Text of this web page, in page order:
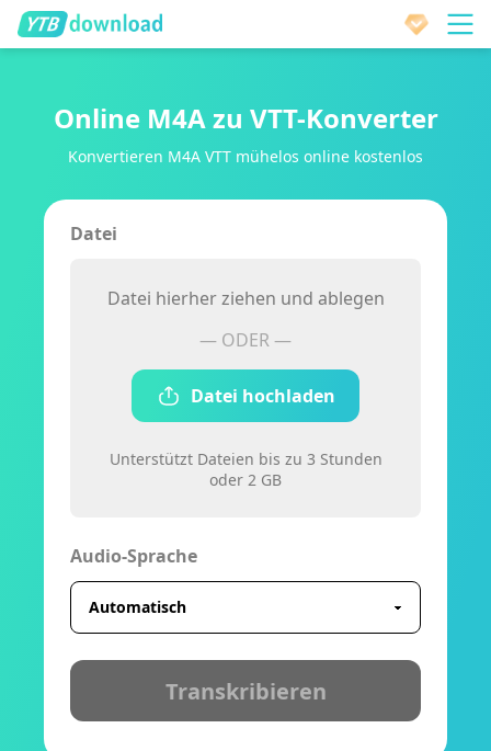
Online M4A zu VTT-Konverter
Konvertieren M4A VTT mühelos online kostenlos
Datei
Datei hierher ziehen und ablegen
— ODER —
Datei hochladen
Unterstützt Dateien bis zu 3 Stunden
oder 2 GB
Audio-Sprache
Transkribieren